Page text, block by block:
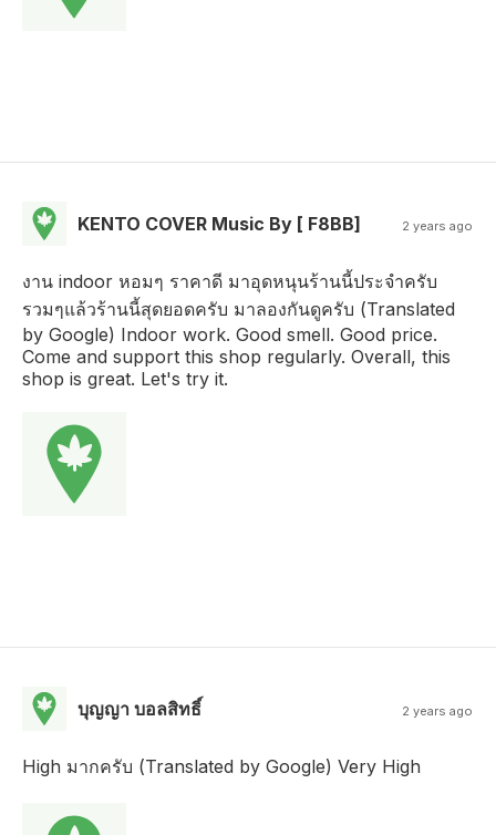
KENTO COVER Music By [ F8BB] 2 years ago
งาน indoor หอมๆ ราคาดี มาอุดหนุนร้านนี้ประจำครับ
รวมๆแล้วร้านนี้สุดยอดครับ มาลองกันดูครับ (Translated
by Google) Indoor work. Good smell. Good price.
Come and support this shop regularly. Overall, this
shop is great. Let's try it.
บุญญา บอลสิทธิ์ 2 years ago
High มากครับ (Translated by Google) Very High